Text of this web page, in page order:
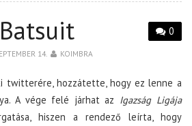
0
14. KOIMBRA
twitterére, hozzátette, hogy ez lenne a
A vége felé járhat az Igazság Ligája
hiszen a rendező leírta, hogy